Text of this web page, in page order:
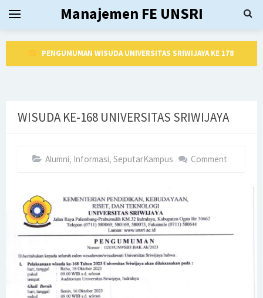
Manajemen FE UNSRI
PENGUMUMAN WISUDA UNIVERSITAS SRIWIJAYA KE 178
PENGUMUMAN WISUDA UNIVERSITAS SRIWIJAYA KE-177
Jadwal Kuliah Bulan Ramadhan 1446 H
Akreditasi Internasional Full Accredited FIBAA dengan
status Unconditional Program Studi Manajemen Program
WISUDA KE-168 UNIVERSITAS SRIWIJAYA
Alumni, Informasi, SeputarKampus Comment